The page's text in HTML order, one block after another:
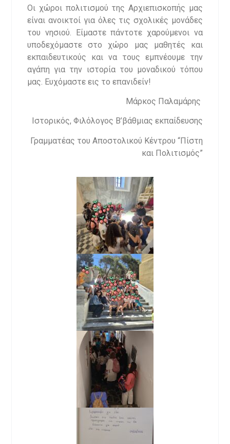
Οι χώροι πολιτισμού της Αρχιεπισκοπής μας
είναι ανοικτοί για όλες τις σχολικές μονάδες
του νησιού. Είμαστε πάντοτε χαρούμενοι να
υποδεχόμαστε στο χώρο μας μαθητές και
εκπαιδευτικούς και να τους εμπνέουμε την
αγάπη για την ιστορία του μοναδικού τόπου
μας. Ευχόμαστε εις το επανιδείν!
Μάρκος Παλαμάρης
Ιστορικός, Φιλόλογος Β’βάθμιας εκπαίδευσης
Γραμματέας του Αποστολικού Κέντρου “Πίστη
και Πολιτισμός”